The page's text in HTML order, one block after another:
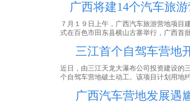
广西将建14个汽车旅
７月１９日上午，广西汽车旅游营地项目
式在百色市田东县横山古寨举行，广西首
三江首个自驾车营地
近日，由三江天龙大瀑布公司投资建设的
个自驾车营地破土动工。该项目计划用地
广西汽车营地发展遇